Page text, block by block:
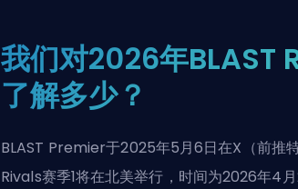
我们对2026年BLAST
了解多少？
BLAST Premier于2025年5月6日在X（前推
Rivals赛季1将在北美举行，时间为2026年4